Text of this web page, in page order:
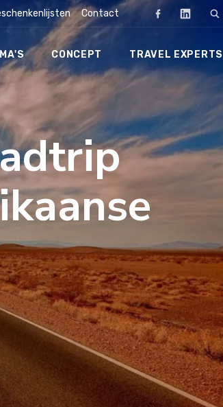
CONCEPT TRAVEL EXPERTS
Contact
Zoeken